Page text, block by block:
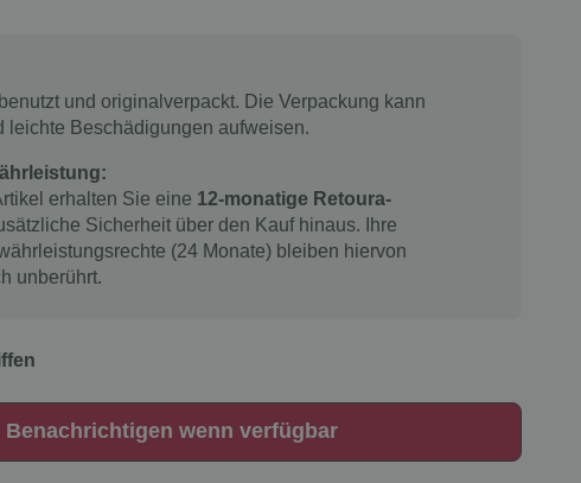
und originalverpackt. Die Verpackung kann
leichte Beschädigungen aufweisen.
erhalten Sie eine 12-monatige Retoura-
Sicherheit über den Kauf hinaus. Ihre
(24 Monate) bleiben hiervon
unberührt.
Benachrichtigen wenn verfügbar